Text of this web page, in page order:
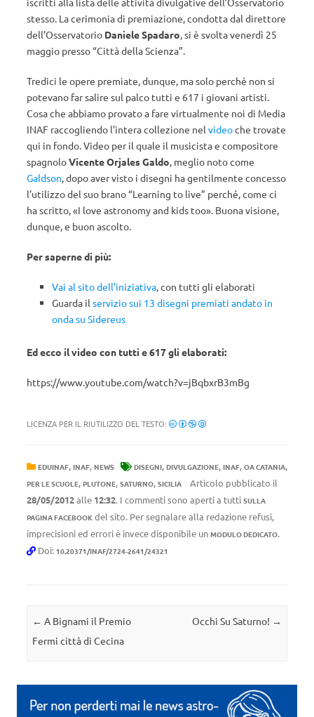
stesso. La cerimonia di premiazione, condotta dal direttore
dell’Osservatorio Daniele Spadaro, si è svolta venerdì 25
maggio presso “Città della Scienza”.
Tredici le opere premiate, dunque, ma solo perché non si
potevano far salire sul palco tutti e 617 i giovani artisti.
Cosa che abbiamo provato a fare virtualmente noi di Media
INAF raccogliendo l’intera collezione nel videoche trovate
qui in fondo. Video per il quale il musicista e compositore
spagnoloVicente Orjales Galdo, meglio noto come
Galdson, dopo aver visto i disegni ha gentilmente concesso
l’utilizzo del suo brano “Learning to live” perché, come ci
ha scritto, «I love astronomy and kids too». Buona visione,
dunque, e buon ascolto.
Per saperne di più:
Vai al sito dell’iniziativa, con tutti gli elaborati
Guarda il servizio sui 13 disegni premiati andato in
onda su Sidereus
Ed ecco il video con tutti e 617 gli elaborati:
https://www.youtube.com/watch?v=jBqbxrB3mBg
LICENZA PER IL RIUTILIZZO DEL TESTO:
EDUINAF, INAF, NEWS DISEGNI, DIVULGAZIONE, INAF, OA CATANIA,
PER LE SCUOLE, PLUTONE, SATURNO, SICILIA
Articolo pubblicato il
28/05/2012alle 12:32. I commenti sono aperti a tutti SULLA
PAGINA FACEBOOK del sito. Per segnalare alla redazione refusi,
imprecisioni ed errori è invece disponibile un MODULO DEDICATO.
Doi: 10.20371/INAF/2724-2641/24321
Navigazione articolo
← A Bignami il Premio
Fermi città di Cecina
Occhi Su Saturno! →